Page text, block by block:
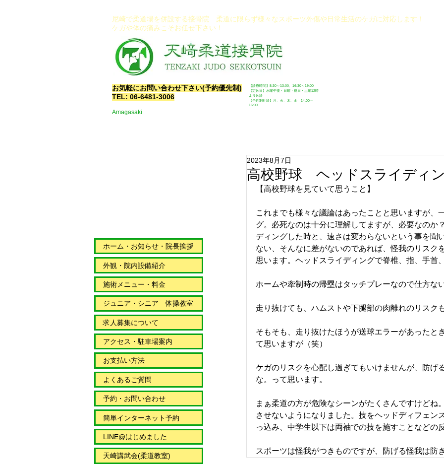
尼崎で柔道場を併設する接骨院​ 柔道に限らず様々なスポーツ外傷や日常生活のケガに対応します！
ケガや体の痛みこそお任せ下さい！
​お気軽にお問い合わせ下さい(予約優先制)
TEL: 06-6481-3006
​【診療時間】8:30～13:00、16:30～19:00​
​【定休日】水曜午後・日曜・祝日・土曜12時
より休診​
【予約制往診】月、火、木、金 14:00～
16:00
Amagasaki
高校野球 ヘッドスライディ
2023年8月7日
【高校野球を見ていて思うこと】
これまでも様々な議論はあったことと思いますが、
グ。必死なのは十分に理解してますが、必要なのか
ディングした時と、速さは変わらないという事を聞
ない、そんなに差がないのであれば、怪我のリスク
思います。ヘッドスライディングで脊椎、指、手首
ホームや牽制時の帰塁はタッチプレーなので仕方な
走り抜けても、ハムストや下腿部の肉離れのリスク
そもそも、走り抜けたほうが送球エラーがあったと
て思いますが（笑）
ケガのリスクを心配し過ぎてもいけませんが、防げ
な。って思います。
まぁ柔道の方が危険なシーンがたくさんですけどね
させないようになりました。技をヘッドディフェン
っ込み、中学生以下は両袖での技を施すことなどの
スポーツは怪我がつきものですが、防げる怪我は防
ホーム・お知らせ・院長挨拶
外観・院内設備紹介
施術メニュー・料金
ジュニア・シニア 体操教室
求人募集について
アクセス・駐車場案内
お支払い方法
よくあるご質問
予約・お問い合わせ
簡単インターネット予約
LINE@はじめました
天崎講武会(柔道教室)